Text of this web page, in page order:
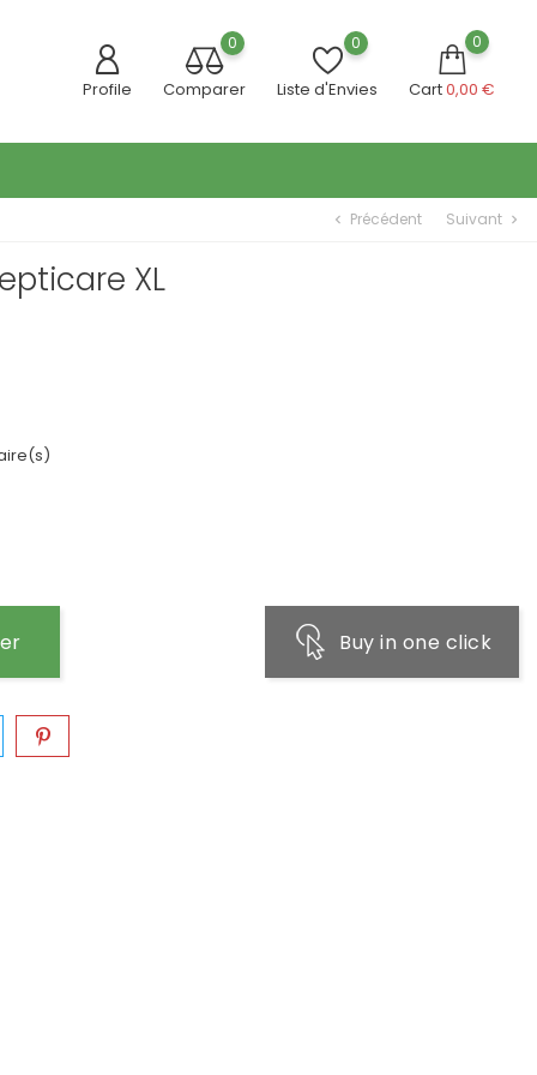
Profile
0
Comparer
0
Liste d'Envies
0
Cart0,00 €
chevron_left Précédent Suivant chevron_right
XL
Buy in one click